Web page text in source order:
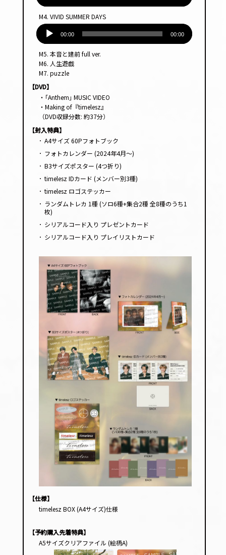
レー
ヤー
M4. VIVID SUMMER DAYS
レー
ヤー
00:00 00:00
M5. 本音と建前 full ver.
M6. 人生遊戯
M7. puzzle
【DVD】
・｢Anthem｣ MUSIC VIDEO
・Making of『timelesz』
（DVD収録分数: 約37分）
【封入特典】
･ A4サイズ 60Pフォトブック
･ フォトカレンダー (2024年4月〜)
･ B3サイズポスター (4つ折り)
･ timelesz IDカード (メンバー別3種)
･ timelesz ロゴステッカー
･ ランダムトレカ 1種 (ソロ6種+集合2種 全8種のうち1
枚)
･ シリアルコード入り プレゼントカード
･ シリアルコード入り プレイリストカード
【仕様】
timelesz BOX (A4サイズ)仕様
【予約購入先着特典】
A5サイズクリアファイル (絵柄A)